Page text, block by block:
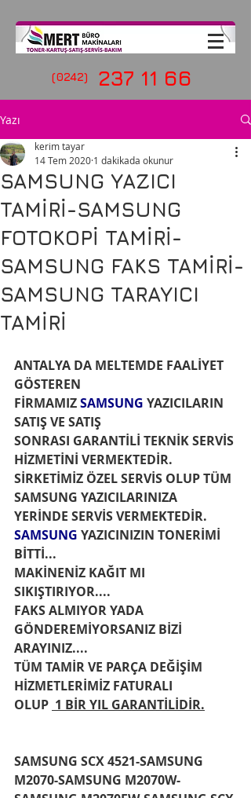
237 11 66
(0242)
Yazı
SAMSUNG YAZICI
TAMİRİ-SAMSUNG
FOTOKOPİ TAMİRİ-
SAMSUNG FAKS TAMİRİ-
SAMSUNG TARAYICI
TAMİRİ
kerim tayar
14 Tem 2020 1 dakikada okunur
ANTALYA DA MELTEMDE FAALİYET
GÖSTEREN
FİRMAMIZ SAMSUNG YAZICILARIN
SATIŞ VE SATIŞ
SONRASI GARANTİLİ TEKNİK SERVİS
HİZMETİNİ VERMEKTEDİR.
SİRKETİMİZ ÖZEL SERVİS OLUP TÜM
SAMSUNG YAZICILARINIZA
YERİNDE SERVİS VERMEKTEDİR.
SAMSUNG YAZICINIZIN TONERİMİ
BİTTİ...
MAKİNENİZ KAĞIT MI
SIKIŞTIRIYOR....
FAKS ALMIYOR YADA
GÖNDEREMİYORSANIZ BİZİ
ARAYINIZ....
TÜM TAMİR VE PARÇA DEĞİŞİM
HİZMETLERİMİZ FATURALI
OLUP 1 BİR YIL GARANTİLİDİR.
SAMSUNG SCX 4521-SAMSUNG
M2070-SAMSUNG M2070W-